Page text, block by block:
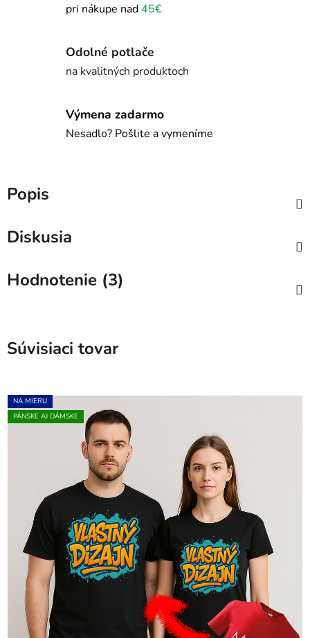
pri nákupe nad45€
Odolné potlače
na kvalitných produktoch
Výmena zadarmo
Nesadlo? Pošlite a vymeníme
Popis
Diskusia
Hodnotenie (3)
Súvisiaci tovar
NA MIERU
PÁNSKE AJ DÁMSKE